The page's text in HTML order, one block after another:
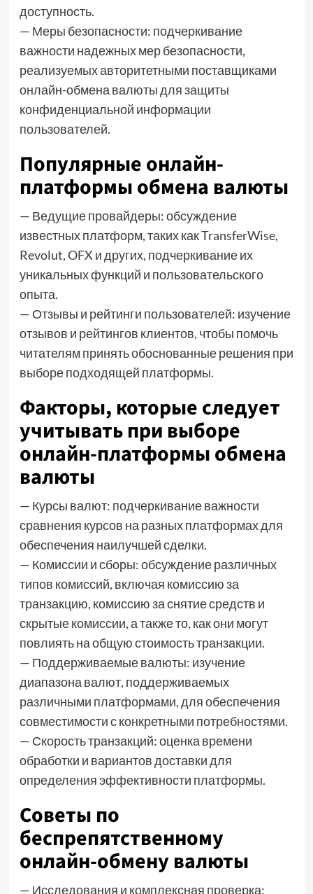
доступность.
— Меры безопасности: подчеркивание
важности надежных мер безопасности,
реализуемых авторитетными поставщиками
онлайн-обмена валюты для защиты
конфиденциальной информации
пользователей.
Популярные онлайн-
платформы обмена валюты
— Ведущие провайдеры: обсуждение
известных платформ, таких как TransferWise,
Revolut, OFX и других, подчеркивание их
уникальных функций и пользовательского
опыта.
— Отзывы и рейтинги пользователей: изучение
отзывов и рейтингов клиентов, чтобы помочь
читателям принять обоснованные решения при
выборе подходящей платформы.
Факторы, которые следует
учитывать при выборе
онлайн-платформы обмена
валюты
— Курсы валют: подчеркивание важности
сравнения курсов на разных платформах для
обеспечения наилучшей сделки.
— Комиссии и сборы: обсуждение различных
типов комиссий, включая комиссию за
транзакцию, комиссию за снятие средств и
скрытые комиссии, а также то, как они могут
повлиять на общую стоимость транзакции.
— Поддерживаемые валюты: изучение
диапазона валют, поддерживаемых
различными платформами, для обеспечения
совместимости с конкретными потребностями.
— Скорость транзакций: оценка времени
обработки и вариантов доставки для
определения эффективности платформы.
Советы по
беспрепятственному
онлайн-обмену валюты
— Исследования и комплексная проверка: